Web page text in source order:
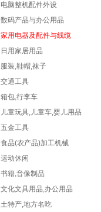
电脑整机配件外设
数码产品与办公用品
家用电器及配件与线缆
日用家居用品
服装,鞋帽,袜子
交通工具
箱包,行李车
儿童玩具,儿童车,婴儿用品
五金工具
食品(农产品)加工机械
运动休闲
书籍,音像制品
文化文具用品,办公用品
土特产,地方名吃